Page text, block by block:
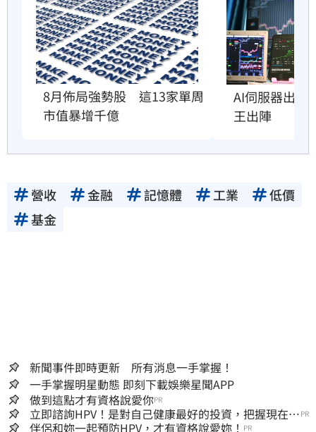
8月佈局強勢股　這13家單周
市值暴增千億
AI伺服器出貨
王出陣
營收 金融 記憶體 工業
低價
基金
新聞事件即時更新 所有消息一手掌握！
一手掌握明星動態 即刻下載娛樂星聞APP
做到這點才有資格說愛你PR
立即諮詢HPV！是對自己健康最好的投資，把握現在不
嫌晚！
PR
伴侶和妳一起預防HPV，才有資格說愛妳！ PR